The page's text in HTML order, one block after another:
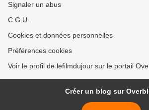
Signaler un abus
C.G.U.
Cookies et données personnelles
Préférences cookies
Voir le profil de lefilmdujour sur le portail
Créer un blog sur